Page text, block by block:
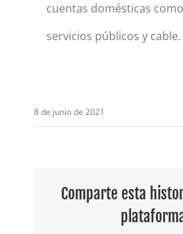
cuentas domésticas
servicios públicos y cable.
8 de junio de 2021
Comparte esta